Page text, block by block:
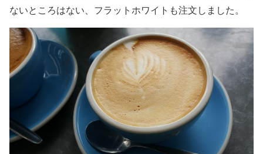
ないところはない、フラットホワイトも注文しました。